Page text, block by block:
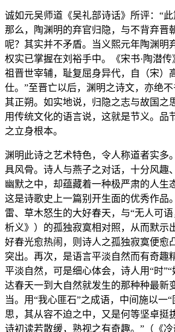
诚如元吴师道《吴礼部诗话》所评：“
那么，陶渊明的弃官归隐，与不背弃晋
呢？其实并不矛盾。当义熙元年陶渊明
权实已掌握在刘裕手中。《宋书·陶潜
祖晋世宰辅，耻复屈身异代，自（宋）
仕。”至晋亡以后，渊明之诗文，亦绝
其正朔。如实地说，归隐之志与故国之
用传统文化的语言说，这就是节义。品
之立身根本。
渊明此诗之艺术特色，令人称道者实多
具风骨。诗人与燕子之对话，十分风趣
幽默之中，却蕴藏着一种极严肃的人生
这是诗歌史上一篇别开生面的优秀作品
雷、草木怒生的大好春天，与“无人可
析义》）的孤独寂寞相对照，从而默示
好春光愈热闹，则诗人之孤独寂寞便愈
突出。再次，是语言平淡自然而有奇趣
平淡自然，可是细心体会，诗人用“时”“
达春天一到大自然就发生的那种种最新
当。用“我心匪石”之成语，中间施以一
思，其从容不迫之中，又是何等坚卓挺
诗初读若散缓，熟视之有奇趣。”（《